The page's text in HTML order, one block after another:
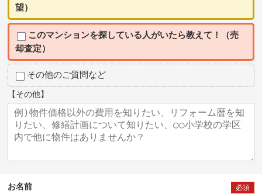
望）
このマンションを探している人がいたら教えて！（売
却査定）
その他のご質問など
【その他】
お名前 必須